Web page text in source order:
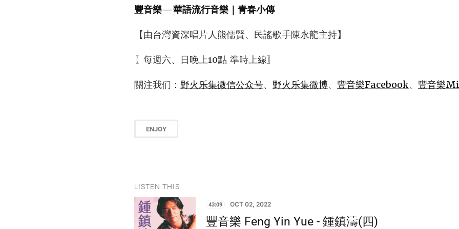
豐音樂—華語流行音樂｜青春小傳
【由台灣資深唱片人熊儒賢、民謠歌手陳永龍主持】
〖每週六、日晚上10點 準時上線〗
關注我们： 野火乐集微信公众号、 野火乐集微博、 豐音樂Facebook、 豐音樂
ENJOY
LISTEN THIS
43:09 OCT 02, 2022
豐音樂 Feng Yin Yue - 鍾鎮濤(四)